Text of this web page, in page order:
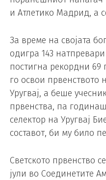
и Атлетико Мадрид, а
За време на својата
одигра 143
постигна рекордни 69
го освои првенството
Уругвај, а беше
првенства, па
селектор на Уругвај
составот, би му било
Светското првенство
јули во Соединетите